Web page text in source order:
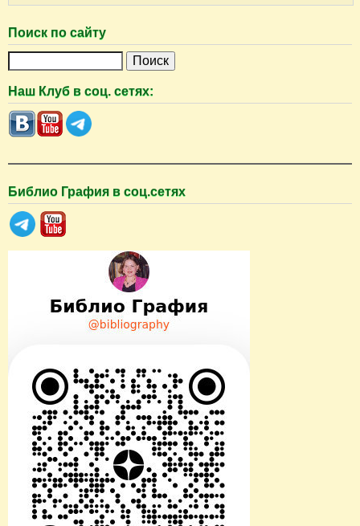
Поиск по сайту
и
с
к
Наш Клуб в соц. сетях:
Библио Графия в соц.сетях